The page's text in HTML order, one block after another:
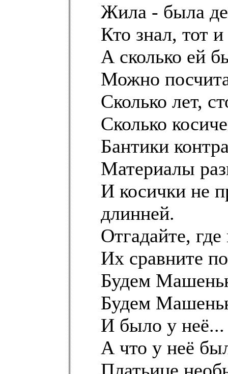
Жила - была
Кто знал, тот
А сколько ей
Можно
Сколько лет,
Сколько
Бантики
Материалы
И косички не
длинней.
Отгадайте, где
Их сравните
Будем
Будем
И было у неё...
А что у неё